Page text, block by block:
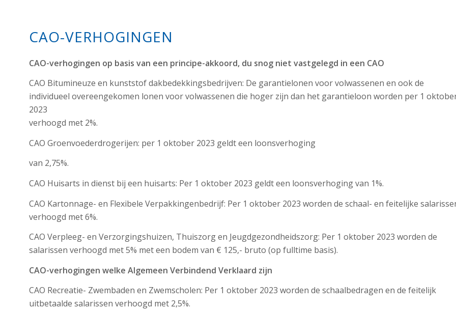
CAO-VERHOGINGEN
CAO-verhogingen op basis van een principe-akkoord, du snog niet vastgelegd in een CAO
CAO Bitumineuze en kunststof dakbedekkingsbedrijven: De garantielonen voor volwassenen en ook de
individueel overeengekomen lonen voor volwassenen die hoger zijn dan het garantieloon worden per 1
2023
verhoogd met 2%.
CAO Groenvoederdrogerijen: per 1 oktober 2023 geldt een loonsverhoging
van 2,75%.
CAO Huisarts in dienst bij een huisarts: Per 1 oktober 2023 geldt een loonsverhoging van 1%.
CAO Kartonnage- en Flexibele Verpakkingenbedrijf: Per 1 oktober 2023 worden de schaal- en feitelijke
verhoogd met 6%.
CAO Verpleeg- en Verzorgingshuizen, Thuiszorg en Jeugdgezondheidszorg: Per 1 oktober 2023 worden de
salarissen verhoogd met 5% met een bodem van € 125,- bruto (op fulltime basis).
CAO-verhogingen welke Algemeen Verbindend Verklaard zijn
CAO Recreatie- Zwembaden en Zwemscholen: Per 1 oktober 2023 worden de schaalbedragen en de feitelijk
uitbetaalde salarissen verhoogd met 2,5%.